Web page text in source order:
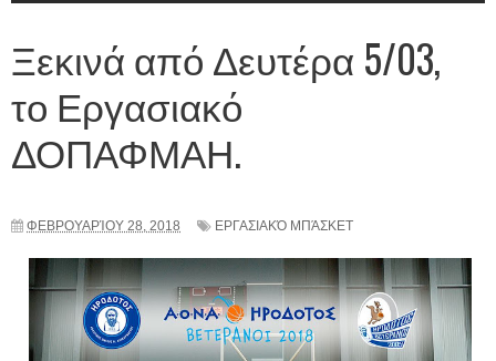
Ξεκινά από Δευτέρα 5/03,
το Εργασιακό
ΔΟΠΑΦΜΑΗ.
ΦΕΒΡΟΥΑΡΊΟΥ 28, 2018 ΕΡΓΑΣΙΑΚΌ ΜΠΆΣΚΕΤ